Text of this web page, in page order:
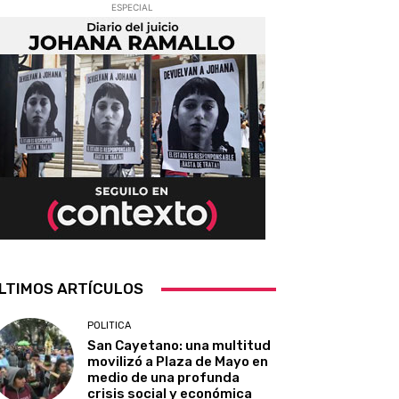
ESPECIAL
ARTÍCULOS
POLITICA
San Cayetano: una multitud
movilizó a Plaza de Mayo en
medio de una profunda
crisis social y económica